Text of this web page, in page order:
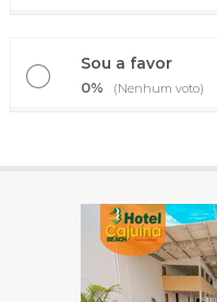
Sou a favor
0% (Nenhum voto)